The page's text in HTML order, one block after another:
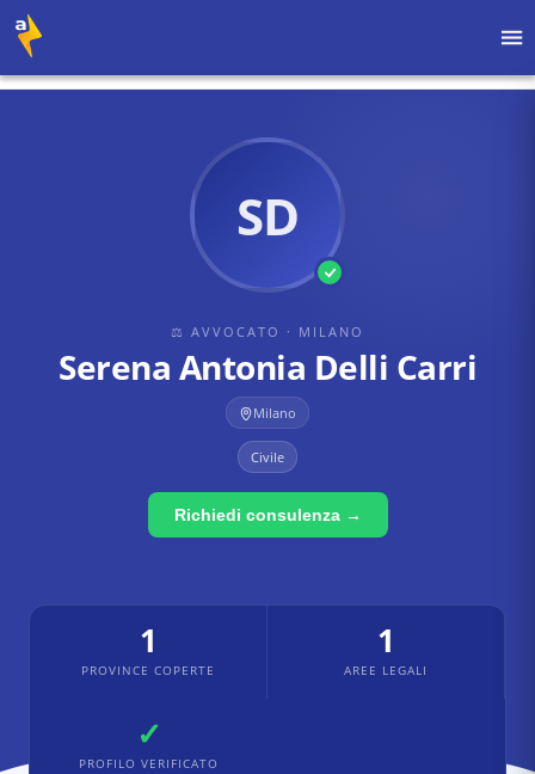
SD
⚖ AVVOCATO · MILANO
Serena Antonia Delli Carri
Milano
Civile
Richiedi consulenza →
1
PROVINCE COPERTE
1
AREE LEGALI
✓
PROFILO VERIFICATO